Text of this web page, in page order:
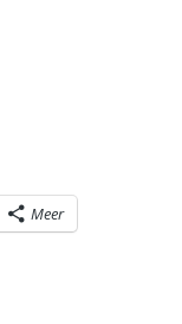
Meer